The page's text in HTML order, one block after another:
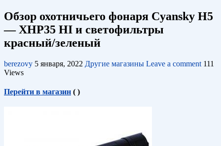
Обзор охотничьего фонаря Cyansky H5
— XHP35 HI и светофильтры
красный/зеленый
berezovy 5 января, 2022 Другие магазины Leave a comment 111
Views
Перейти в магазин ( )